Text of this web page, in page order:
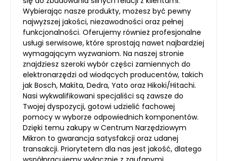
Wybierając nasze produkty, możesz być pewny
najwyższej jakości, niezawodności oraz pełnej
funkcjonalności. Oferujemy również profesjonalne
usługi serwisowe, które sprostają nawet najbardziej
wymagającym wyzwaniom. Na naszej stronie
znajdziesz szeroki wybór części zamiennych do
elektronarzędzi od wiodących producentów, takich
jak Bosch, Makita, Dedra, Yato oraz Hikoki/Hitachi.
Nasi wykwalifikowani specjaliści są zawsze do
Twojej dyspozycji, gotowi udzielić fachowej
pomocy w wyborze odpowiednich komponentów.
Dzięki temu zakupy w Centrum Narzędziowym
Mikron to gwarancja satysfakcji oraz udanej
transakcji. Priorytetem dla nas jest jakość, dlatego